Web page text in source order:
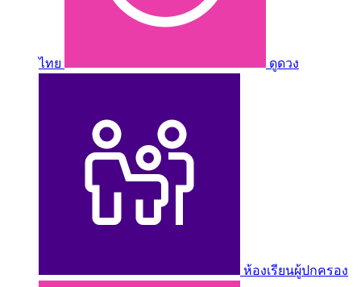
ไทย ดูดวง
ห้องเรียนผู้ปกครอง